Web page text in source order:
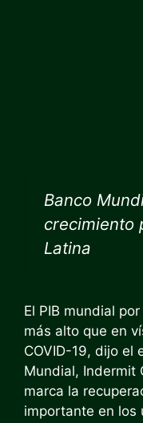
Banco
crecimiento
Latina
El PIB mundial
más alto que en
COVID-19, dijo el
Mundial, Indermit
marca la
importante en los